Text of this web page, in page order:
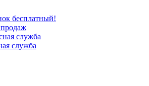
бесплатный!
служба
служба